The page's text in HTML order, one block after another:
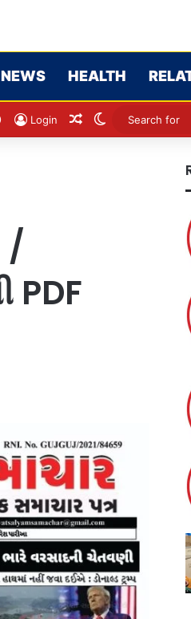
HEALTH
WhatsApp
Login Random Article
Switch skin
/
PDF